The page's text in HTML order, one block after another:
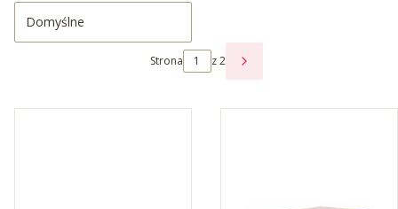
Domyślne
Strona z 2
NASTĘPNE PRODUKTY